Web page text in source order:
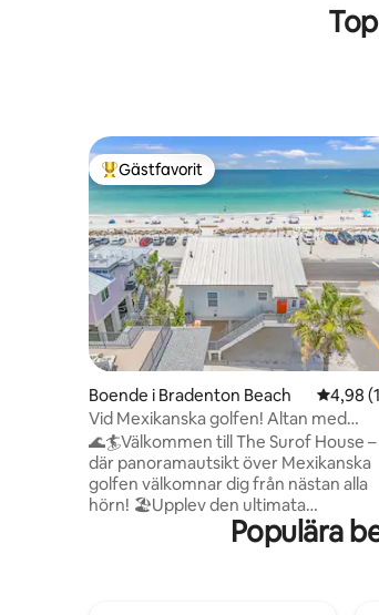
Populär gästfavorit
Gästfavorit
Boende i Bradenton Beach 4,98 av
4,98
Vid Mexikanska golfen! Altan med
solnedgång! + Gångväg till Bridge St
🌊🏄Välkommen till The Surof House –
där panoramautsikt över Mexikanska
golfen välkomnar dig från nästan alla
hörn! 🏖️Upplev den ultimata
tillflyktsorten vid stranden på denna
unika och fantastiska fastighet som
Populära